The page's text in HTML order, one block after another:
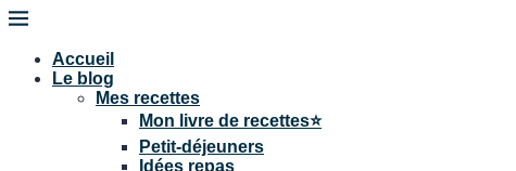
Accueil
Le blog
Mes recettes
Mon livre de recettes⭐
Petit-déjeuners
Idées repas